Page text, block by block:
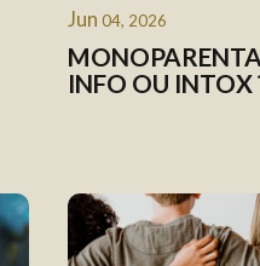
Jun 04, 2026
INFO OU INTOX